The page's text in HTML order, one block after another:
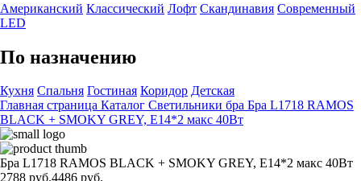
Американский Классический Лофт Скандинавия Современный
LED
По назначению
Кухня Спальня Гостиная Коридор Детская
Главная страница Каталог Светильники бра Бра L1718 RAMOS
BLACK + SMOKY GREY, E14*2 макс 40Вт
Бра L1718 RAMOS BLACK + SMOKY GREY, E14*2 макс 40Вт
2788 руб.4486 руб.